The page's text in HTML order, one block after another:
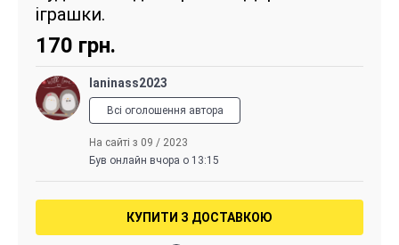
іграшки.
170 грн.
laninass2023
Всі оголошення автора
На сайті з 09 / 2023
Був онлайн вчора о 13:15
КУПИТИ З ДОСТАВКОЮ